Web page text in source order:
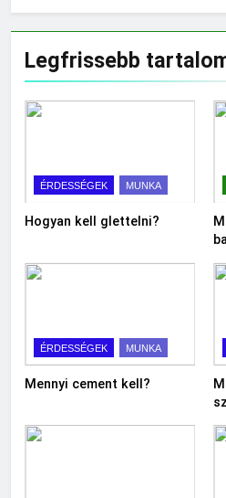
Legfrissebb
ÉRDESSÉGEK MUNKA
Hogyan kell glettelni?
ÉRDESSÉGEK MUNKA
Mennyi cement kell?